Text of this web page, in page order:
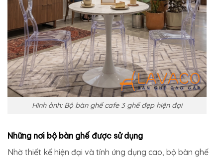
Hình ảnh: Bộ bàn ghế cafe 3 ghế đẹp hiện đại
Những nơi bộ bàn ghế được sử dụng
Nhờ thiết kế hiện đại và tính ứng dụng cao, bộ bàn ghế